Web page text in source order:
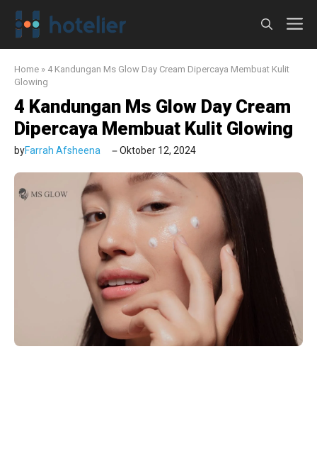
Langsung
Home » 4 Kandungan Ms Glow Day Cream Dipercaya Membuat Kulit
Glowing
4 Kandungan Ms Glow Day Cream
Dipercaya Membuat Kulit Glowing
byFarrah Afsheena Oktober 12, 2024